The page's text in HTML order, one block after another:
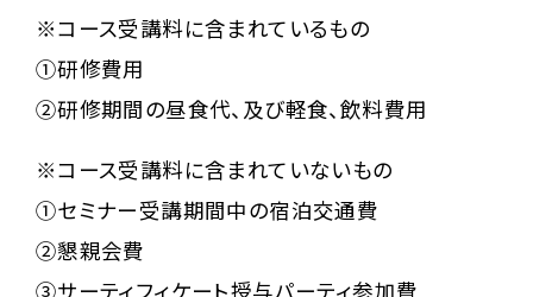
※コース受講料に含まれているもの
①研修費用
②研修期間の昼食代、及び軽食、飲料費用
※コース受講料に含まれていないもの
①セミナー受講期間中の宿泊交通費
②懇親会費
③サーティフィケート授与パーティ参加費